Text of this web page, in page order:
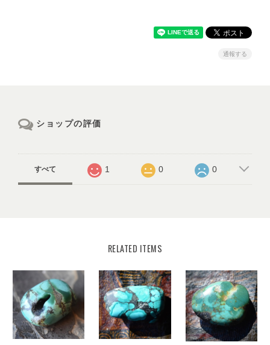
通報する
ショップの評価
すべて 1 0 0
RELATED ITEMS